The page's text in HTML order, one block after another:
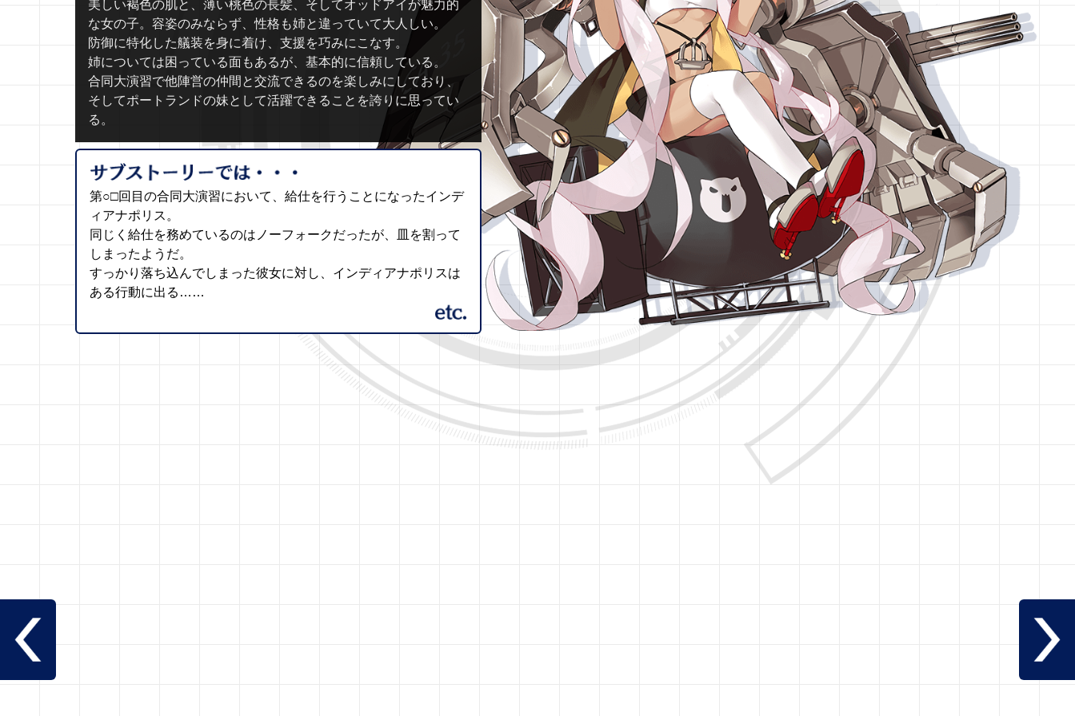
美しい褐色の肌と、薄い桃色の長髪、そしてオッドアイが魅力的
な女の子。容姿のみならず、性格も姉と違っていて大人しい。
防御に特化した艤装を身に着け、支援を巧みにこなす。
姉については困っている面もあるが、基本的に信頼している。
合同大演習で他陣営の仲間と交流できるのを楽しみにしており、
そしてポートランドの妹として活躍できることを誇りに思ってい
る。
第○□回目の合同大演習において、給仕を行うことになったインデ
ィアナポリス。
同じく給仕を務めているのはノーフォークだったが、皿を割って
しまったようだ。
すっかり落ち込んでしまった彼女に対し、インディアナポリスは
ある行動に出る……